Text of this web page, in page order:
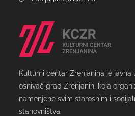
Kulturni centar Zrenjanina je javna
osnivač grad Zrenjanin, koja
namenjene svim starosnim i
stanovništva.